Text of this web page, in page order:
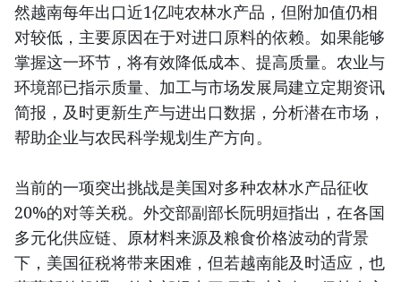
然越南每年出口近1亿吨农林水产品，但附加值仍相
对较低，主要原因在于对进口原料的依赖。如果能够
掌握这一环节，将有效降低成本、提高质量。农业与
环境部已指示质量、加工与市场发展局建立定期资讯
简报，及时更新生产与进出口数据，分析潜在市场，
帮助企业与农民科学规划生产方向。
当前的一项突出挑战是美国对多种农林水产品征收
20%的对等关税。外交部副部长阮明姮指出，在各国
多元化供应链、原材料来源及粮食价格波动的背景
下，美国征税将带来困难，但若越南能及时适应，也